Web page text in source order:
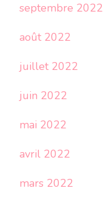
septembre 2022
août 2022
juillet 2022
juin 2022
mai 2022
avril 2022
mars 2022